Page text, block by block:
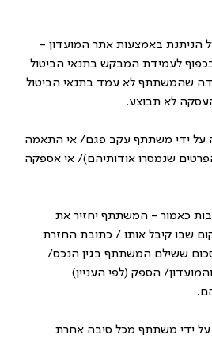
הניתנת באמצעות אתר המועדון -
לעמידת המבקש בתנאי הביטול
לעיל). במידה שהמשתתף לא עמד בתנאי הביטול
לא תבוצע.
על ידי משתתף עקב פגם/ אי התאמה
שנמסרו אודותיהם)/ אי אספקה
כאמור - המשתתף יחזיר את
שבו קיבל אותו / כתובת החזרת
ששילם המשתתף בגין הנכס/
הספק (לפי העניין)
על ידי משתתף מכל סיבה אחרת